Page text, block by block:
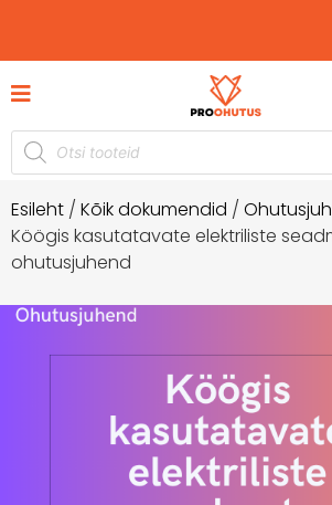
-60% Ohutusjuhendid
Esileht / Kõik dokumendid /
Köögis kasutatavate elektriliste
ohutusjuhend